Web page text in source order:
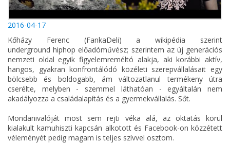
2016-04-17
Kőházy Ferenc (FankaDeli) a wikipédia szerint
underground hiphop előadóművész; szerintem az új generációs
nemzeti oldal egyik figyelemreméltó alakja, aki korábbi aktív,
hangos, gyakran konfrontálódó közéleti szerepvállalásait egy
bölcsebb és boldogabb, ám változatlanul termékeny útra
cserélte, melyben - szemmel láthatóan - egyáltalán nem
akadályozza a családalapítás és a gyermekvállalás. Sőt.
Mondanivalóját most sem rejti véka alá, az oktatás körül
kialakult kamuhiszti kapcsán alkotott és Facebook-on közzétett
véleményét pedig magam is teljes szívvel osztom.